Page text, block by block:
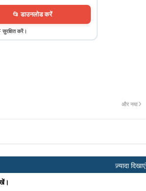
📂 डाउनलोड करें
करें।
और नया
ज़्यादा दिखाएं